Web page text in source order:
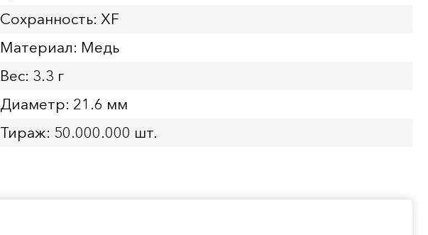
Сохранность: XF
Материал: Медь
Вес: 3.3 г
Диаметр: 21.6 мм
Тираж: 50.000.000 шт.